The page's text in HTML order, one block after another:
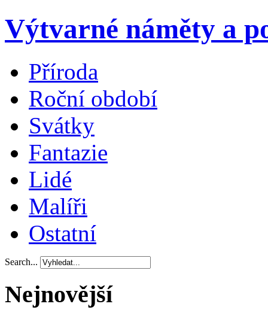
Výtvarné náměty a
Příroda
Roční období
Svátky
Fantazie
Lidé
Malíři
Ostatní
Search...
Nejnovější